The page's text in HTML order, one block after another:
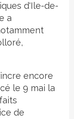
d'Ile-de-
a
encore
le 9 mai la
de